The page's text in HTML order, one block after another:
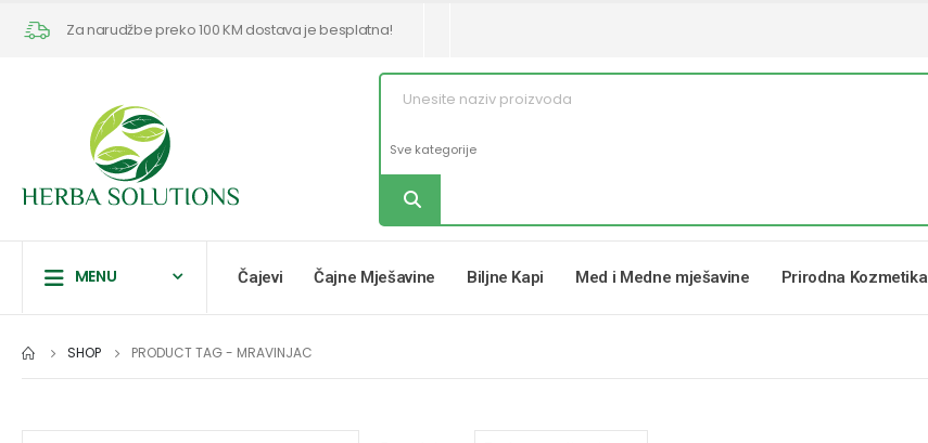
Za narudžbe preko 100 KM dostava je besplatna!
MENU Čajevi Čajne Mješavine Biljne Kapi Med i Medne mješavine Prirodna Kozmetika
SHOP PRODUCT TAG - MRAVINJAC